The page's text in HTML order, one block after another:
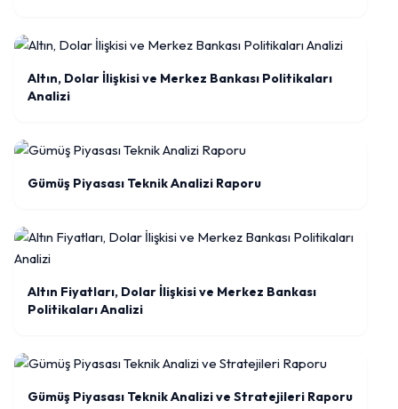
Altın, Dolar İlişkisi ve Merkez Bankası Politikaları
Analizi
Gümüş Piyasası Teknik Analizi Raporu
Altın Fiyatları, Dolar İlişkisi ve Merkez Bankası
Politikaları Analizi
Gümüş Piyasası Teknik Analizi ve Stratejileri Raporu